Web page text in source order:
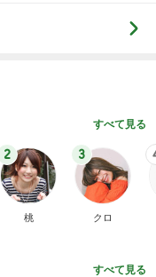
すべて見る
2
桃
3
クロ
すべて見る